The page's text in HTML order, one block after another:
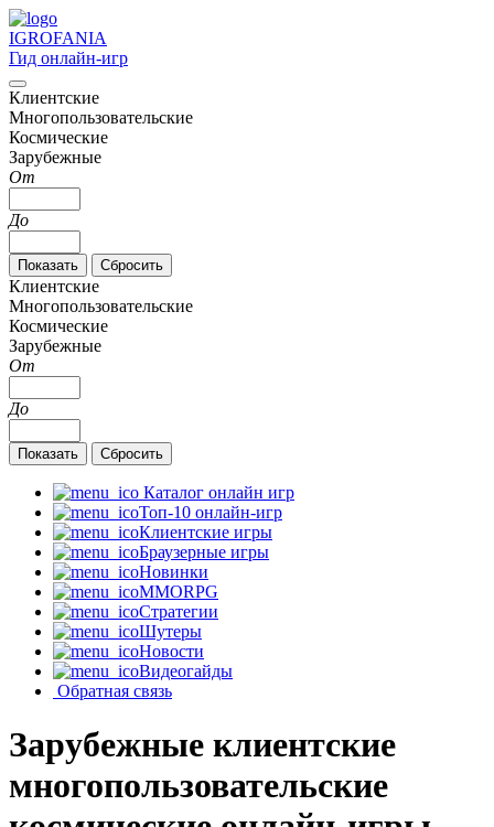
IGROFANIA
Гид онлайн-игр
Клиентские
Многопользовательские
Космические
Зарубежные
От
До
Клиентские
Многопользовательские
Космические
Зарубежные
От
До
Каталог онлайн игр
Топ-10 онлайн-игр
Клиентские игры
Браузерные игры
Новинки
MMORPG
Стратегии
Шутеры
Новости
Видеогайды
Обратная связь
Зарубежные клиентские
многопользовательские